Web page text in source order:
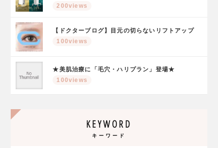
200views
【ドクターブログ】目元の切らないリフトアップ
100views
★美肌治療に「毛穴・ハリプラン」登場★
100views
KEYWORD
キーワード